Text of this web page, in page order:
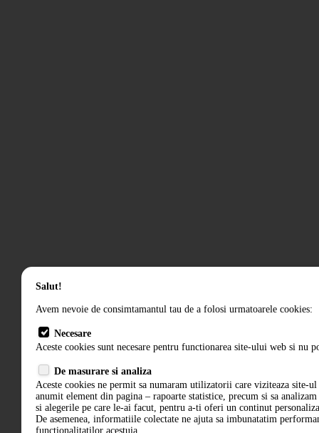
Salut!
Avem nevoie de consimtamantul tau de a folosi urmatoarele cookies:
Necesare
Aceste cookies sunt necesare pentru functionarea site-ului web si nu
De masurare si analiza
Aceste cookies ne permit sa numaram utilizatorii care viziteaza site-ul
anumit element din pagina – rapoarte statistice, precum si sa
si alegerile pe care le-ai facut, pentru a-ti oferi un continut
De asemenea, informatiile colectate ne ajuta sa imbunatatim
functionalitatilor acestuia.